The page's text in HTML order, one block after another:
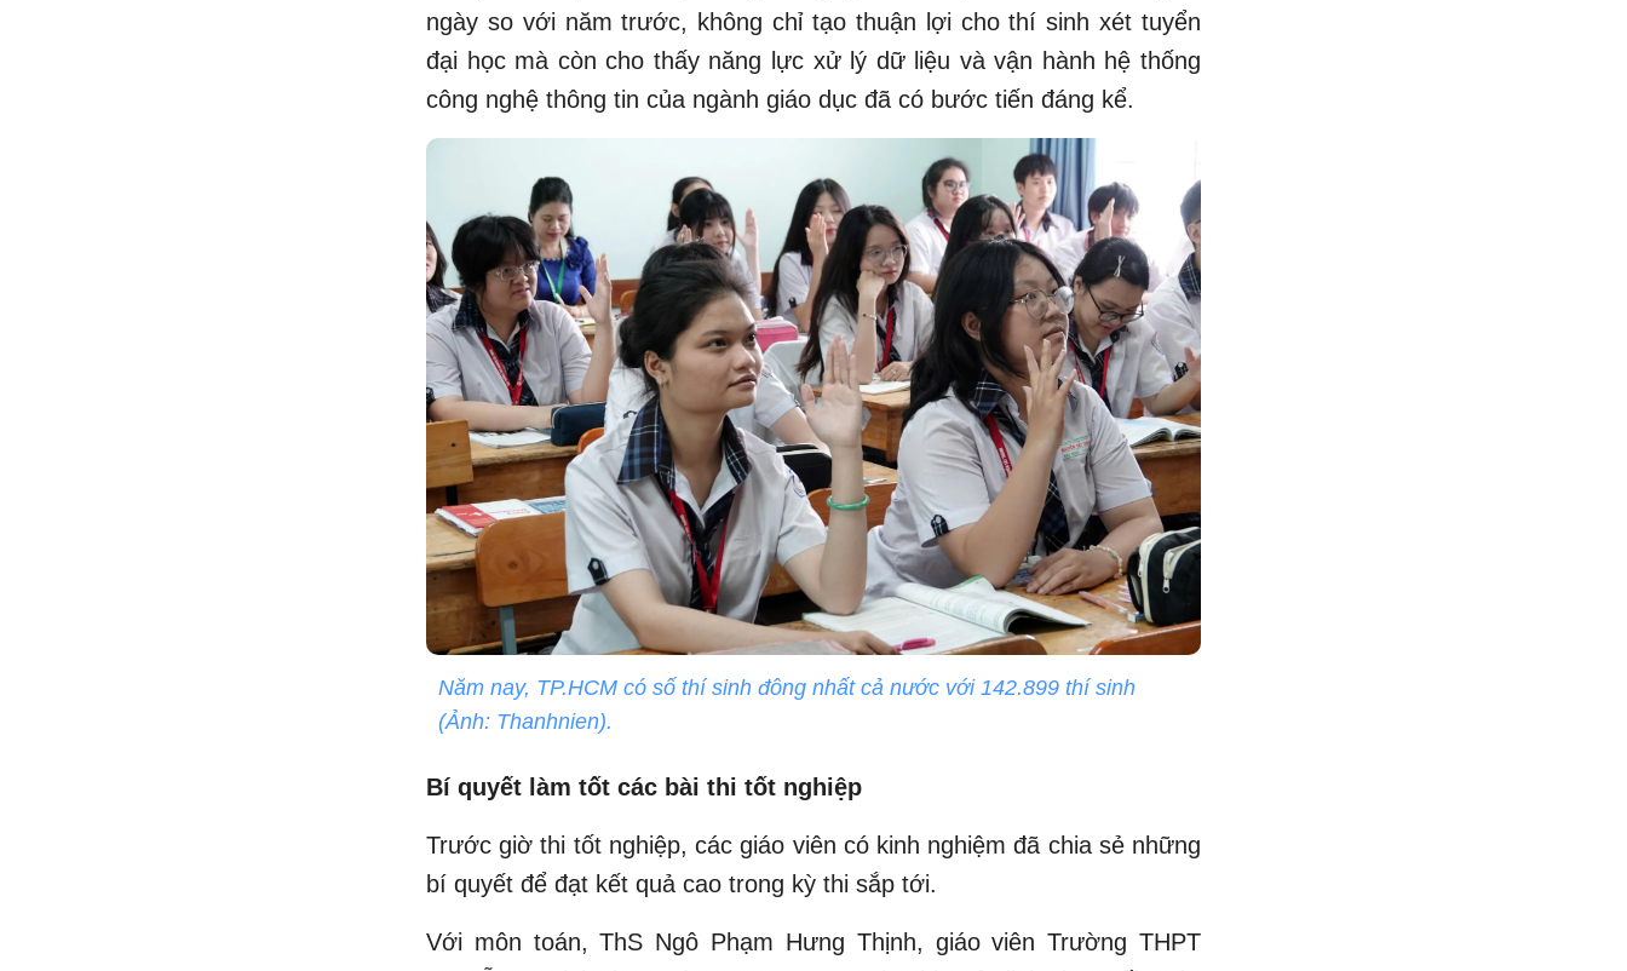
ngày so với năm trước, không chỉ tạo thuận lợi cho thí sinh xét tuyển
đại học mà còn cho thấy năng lực xử lý dữ liệu và vận hành hệ thống
công nghệ thông tin của ngành giáo dục đã có bước tiến đáng kể.
Năm nay, TP.HCM có số thí sinh đông nhất cả nước với 142.899 thí sinh
(Ảnh: Thanhnien).
Bí quyết làm tốt các bài thi tốt nghiệp
Trước giờ thi tốt nghiệp, các giáo viên có kinh nghiệm đã chia sẻ những
bí quyết để đạt kết quả cao trong kỳ thi sắp tới.
Với môn toán, ThS Ngô Phạm Hưng Thịnh, giáo viên Trường THPT